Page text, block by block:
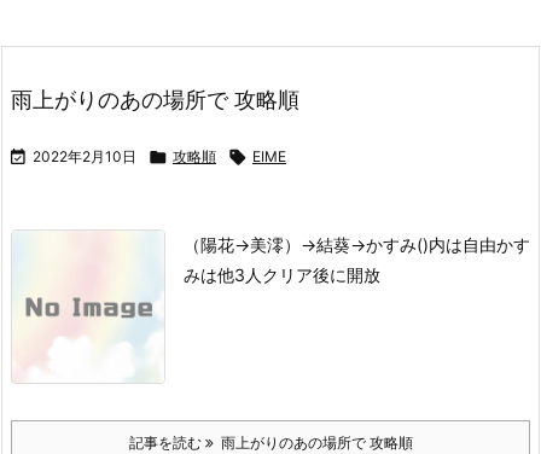
雨上がりのあの場所で 攻略順
 2022年2月10日  攻略順  EIME
（陽花→美澪）→結葵→かすみ()内は自由かす
みは他3人クリア後に開放
記事を読む 雨上がりのあの場所で 攻略順